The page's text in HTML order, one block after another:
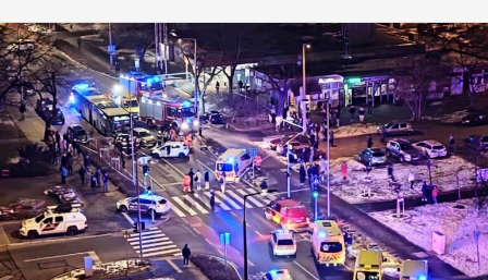
Újpesti
tömegbaleset:
a
gázoló
szerint
azért
menekült
el,
mert